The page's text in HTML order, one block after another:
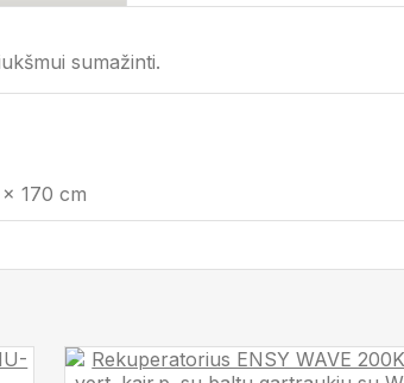
sumažinti.
170 cm